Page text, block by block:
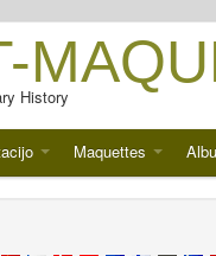
History
Maquettes